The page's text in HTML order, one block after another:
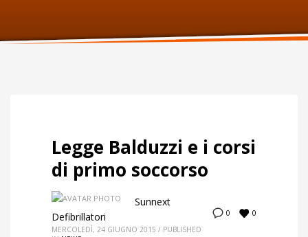
Lunedi:9am – 6pm
Legge Balduzzi e i corsi
di primo soccorso
0 0
Sunnext
Defibrillatori
MERCOLEDÌ, 24 GIUGNO 2015 / PUBLISHED